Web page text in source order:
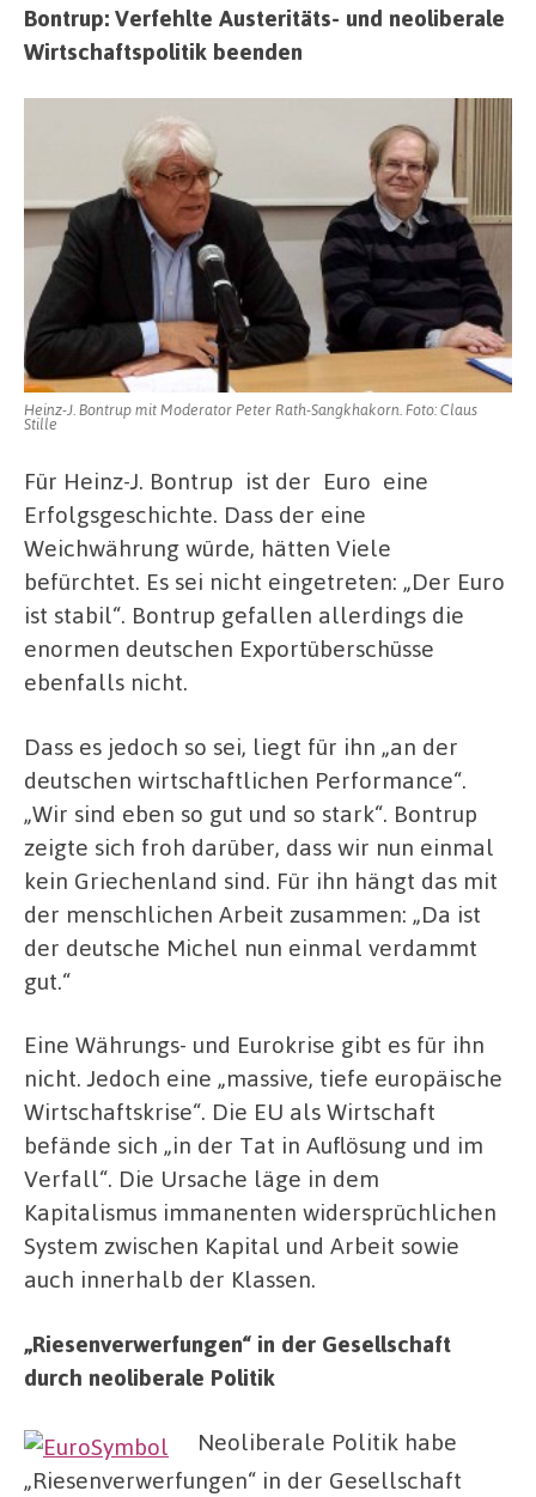
Bontrup: Verfehlte Austeritäts- und neoliberale
Wirtschaftspolitik beenden
Heinz-J. Bontrup mit Moderator Peter Rath-Sangkhakorn. Foto: Claus
Stille
Für Heinz-J. Bontrup ist der Euro eine
Erfolgsgeschichte. Dass der eine
Weichwährung würde, hätten Viele
befürchtet. Es sei nicht eingetreten: „Der Euro
ist stabil“. Bontrup gefallen allerdings die
enormen deutschen Exportüberschüsse
ebenfalls nicht.
Dass es jedoch so sei, liegt für ihn „an der
deutschen wirtschaftlichen Performance“.
„Wir sind eben so gut und so stark“. Bontrup
zeigte sich froh darüber, dass wir nun einmal
kein Griechenland sind. Für ihn hängt das mit
der menschlichen Arbeit zusammen: „Da ist
der deutsche Michel nun einmal verdammt
gut.“
Eine Währungs- und Eurokrise gibt es für ihn
nicht. Jedoch eine „massive, tiefe europäische
Wirtschaftskrise“. Die EU als Wirtschaft
befände sich „in der Tat in Auflösung und im
Verfall“. Die Ursache läge in dem
Kapitalismus immanenten widersprüchlichen
System zwischen Kapital und Arbeit sowie
auch innerhalb der Klassen.
„Riesenverwerfungen“ in der Gesellschaft
durch neoliberale Politik
Neoliberale Politik habe
„Riesenverwerfungen“ in der Gesellschaft